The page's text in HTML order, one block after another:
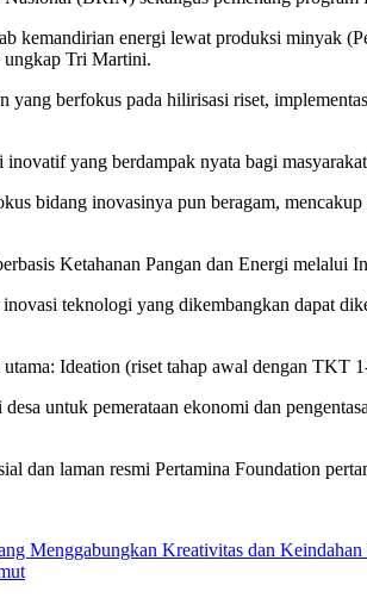
kemandirian energi lewat produksi minyak
ungkap Tri Martini.
berfokus pada hilirisasi riset,
yang berdampak nyata bagi
bidang inovasinya pun beragam,
Ketahanan Pangan dan Energi melalui
teknologi yang dikembangkan dapat
Ideation (riset tahap awal dengan
untuk pemerataan ekonomi dan
dan laman resmi Pertamina Foundation
Menggabungkan Kreativitas dan Keindahan